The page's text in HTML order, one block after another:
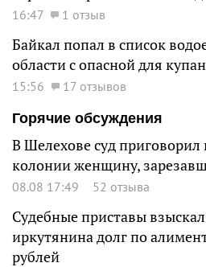
16:47 1 отзыв
Байкал попал в список
области с опасной для
15:56
17 отзывов
Горячие обсуждения
В Шелехове суд приговорил
колонии женщину,
08.08 17:49 52 отзыва
Судебные приставы
иркутянина долг по
рублей